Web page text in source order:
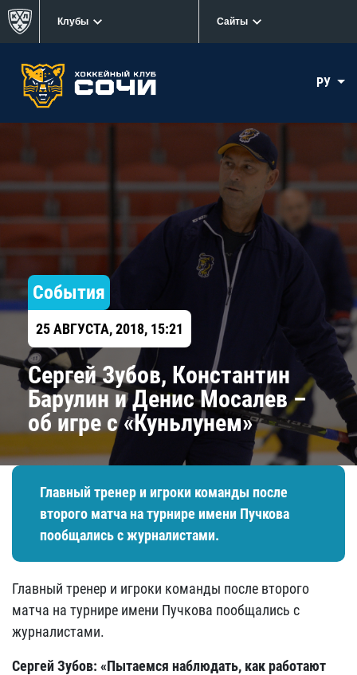
Клубы Сайты
РУ
События
25 АВГУСТА, 2018, 15:21
Сергей Зубов, Константин
Барулин и Денис Мосалев –
об игре с «Куньлунем»
Главный тренер и игроки команды после
второго матча на турнире имени Пучкова
пообщались с журналистами.
Главный тренер и игроки команды после второго
матча на турнире имени Пучкова пообщались с
журналистами.
Сергей Зубов: «Пытаемся наблюдать, как работают